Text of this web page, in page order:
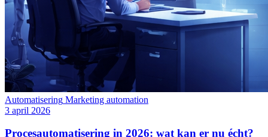
Automatisering Marketing automation
3 april 2026
Procesautomatisering in 2026: wat kan er nu écht?